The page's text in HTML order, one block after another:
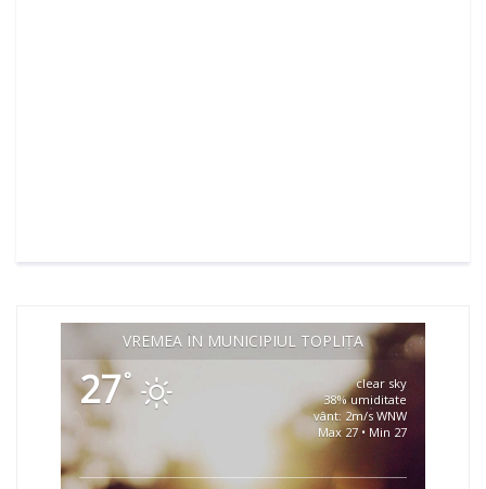
VREMEA ÎN MUNICIPIUL TOPLIȚA
27°
clear sky
38% umiditate
vânt: 2m/s WNW
Max 27 • Min 27